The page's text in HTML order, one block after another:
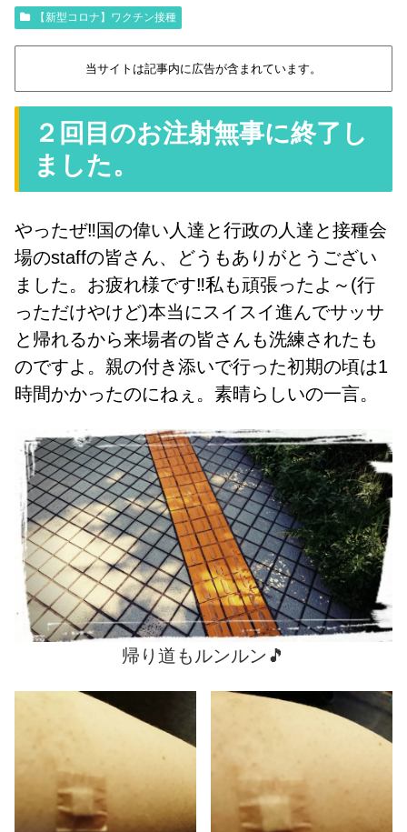
【新型コロナ】ワクチン接種
当サイトは記事内に広告が含まれています。
２回目のお注射無事に終了し
ました。
やったぜ‼️国の偉い人達と行政の人達と接種会
場のstaffの皆さん、どうもありがとうござい
ました。お疲れ様です‼️私も頑張ったよ～(行
っただけやけど)本当にスイスイ進んでサッサ
と帰れるから来場者の皆さんも洗練されたも
のですよ。親の付き添いで行った初期の頃は1
時間かかったのにねぇ。素晴らしいの一言。
帰り道もルンルン🎵